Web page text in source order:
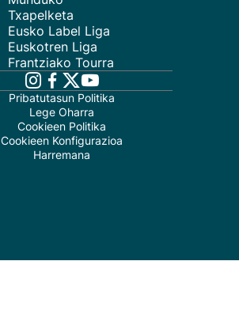
Txapelketa
Eusko Label Liga
Euskotren Liga
Frantziako Tourra
Pribatutasun Politika
Lege Oharra
Cookieen Politika
Cookieen Konfigurazioa
Harremana